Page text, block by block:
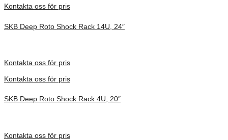
Kontakta oss för pris
SKB Deep Roto Shock Rack 14U, 24″
Kontakta oss för pris
Kontakta oss för pris
SKB Deep Roto Shock Rack 4U, 20″
Kontakta oss för pris